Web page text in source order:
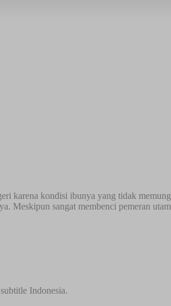
karena kondisi ibunya yang tidak
Meskipun sangat membenci pemeran
Indonesia.